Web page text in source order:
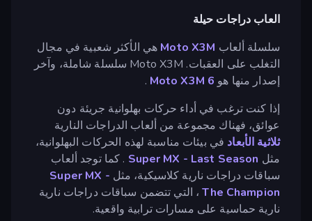
العاب دراجات حيلة
سلسلة ألعاب Moto X3M هي الأكثر شعبية في مجال
التغلب على العقبات. Moto X3M سلسلة شاملة، وآخر
إصدار منها هو Moto X3M 6
.
إذا كنت ترغب في أداء حركات بهلوانية جريئة دون
عوائق، فهناك مجموعة من ألعاب الدراجات النارية
ثلاثية الأبعاد في بيئات مناسبة لهذه الحركات البهلوانية،
مثل Super MX - Last Season . كما توجد ألعاب
سباقات دراجات نارية كلاسيكية، مثل Super MX -
The Champion، التي تتضمن سباقات دراجات نارية
نارية حماسية على مسارات ترابية واقعية.